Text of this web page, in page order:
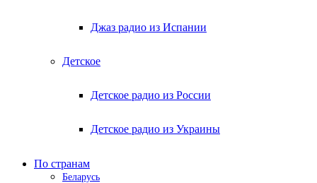
Джаз радио из Испании
Детское
Детское радио из России
Детское радио из Украины
По странам
Беларусь